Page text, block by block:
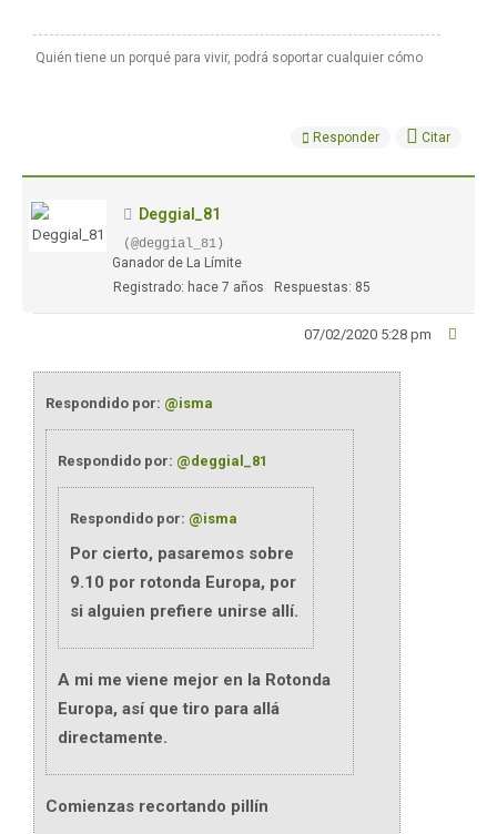
Quién tiene un porqué para vivir, podrá soportar cualquier cómo
Responder Citar
Deggial_81
(@deggial_81)
Ganador de La Límite
Registrado: hace 7 años
Respuestas: 85
07/02/2020 5:28 pm
Respondido por: @isma
Respondido por: @deggial_81
Respondido por: @isma
Por cierto, pasaremos sobre
9.10 por rotonda Europa, por
si alguien prefiere unirse allí.
A mi me viene mejor en la Rotonda
Europa, así que tiro para allá
directamente.
Comienzas recortando pillín